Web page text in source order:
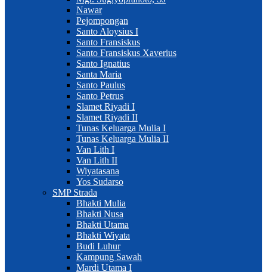
Nawar
Pejompongan
Santo Aloysius I
Santo Fransiskus
Santo Fransiskus Xaverius
Santo Ignatius
Santa Maria
Santo Paulus
Santo Petrus
Slamet Riyadi I
Slamet Riyadi II
Tunas Keluarga Mulia I
Tunas Keluarga Mulia II
Van Lith I
Van Lith II
Wiyatasana
Yos Sudarso
SMP Strada
Bhakti Mulia
Bhakti Nusa
Bhakti Utama
Bhakti Wiyata
Budi Luhur
Kampung Sawah
Mardi Utama I